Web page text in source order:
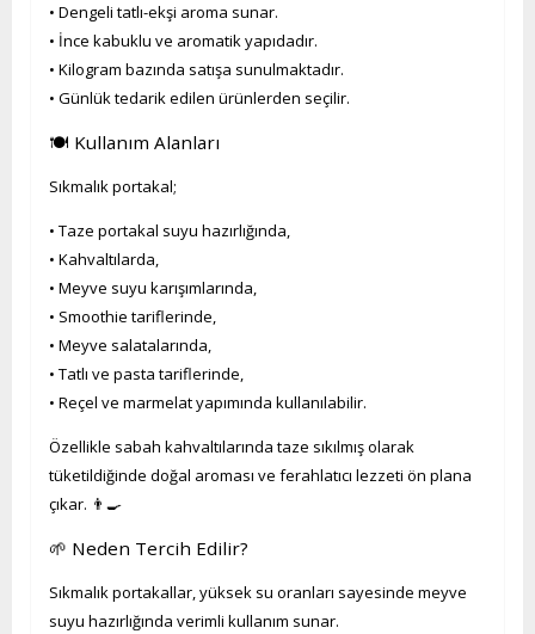
• Dengeli tatlı-ekşi aroma sunar.
• İnce kabuklu ve aromatik yapıdadır.
• Kilogram bazında satışa sunulmaktadır.
• Günlük tedarik edilen ürünlerden seçilir.
🍽️ Kullanım Alanları
Sıkmalık portakal;
• Taze portakal suyu hazırlığında,
• Kahvaltılarda,
• Meyve suyu karışımlarında,
• Smoothie tariflerinde,
• Meyve salatalarında,
• Tatlı ve pasta tariflerinde,
• Reçel ve marmelat yapımında kullanılabilir.
Özellikle sabah kahvaltılarında taze sıkılmış olarak
tüketildiğinde doğal aroması ve ferahlatıcı lezzeti ön plana
çıkar. 👨‍🍳
🌱 Neden Tercih Edilir?
Sıkmalık portakallar, yüksek su oranları sayesinde meyve
suyu hazırlığında verimli kullanım sunar.